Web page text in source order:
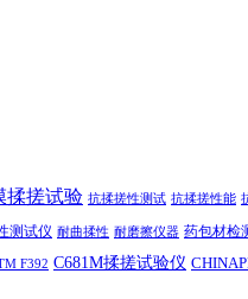
揉搓试验 抗揉搓性测试 抗揉搓性能
测试仪 耐曲揉性 耐磨擦仪器 药包材检
F392 C681M揉搓试验仪